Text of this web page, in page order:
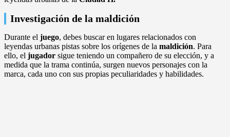
Investigación de la maldición
Durante el juego, debes buscar en lugares relacionados con
leyendas urbanas pistas sobre los orígenes de la maldición. Para
ello, el jugador sigue teniendo un compañero de su elección, y a
medida que la trama continúa, surgen nuevos personajes con la
marca, cada uno con sus propias peculiaridades y habilidades.